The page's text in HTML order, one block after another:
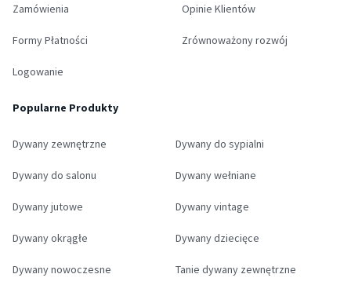
Zamówienia
Formy Płatności
Logowanie
Opinie Klientów
Zrównoważony rozwój
Popularne Produkty
Dywany zewnętrzne Dywany do sypialni
Dywany do salonu Dywany wełniane
Dywany jutowe Dywany vintage
Dywany okrągłe Dywany dziecięce
Dywany nowoczesne Tanie dywany zewnętrzne